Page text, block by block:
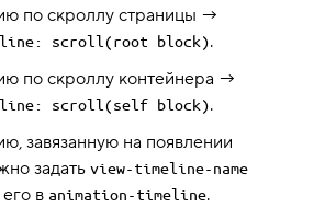
по скроллу страницы →
scroll(root block).
по скроллу контейнера →
scroll(self block).
завязанную на появлении
задать view-timeline-name
в animation-timeline.